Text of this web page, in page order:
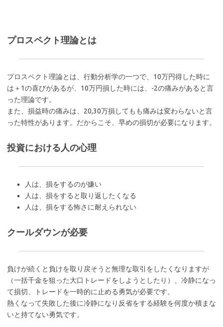
プロスペクト理論とは
プロスペクト理論とは、行動分析学の一つで、10万円得した時に
は＋1の喜びがあるが、10万円損した時には、-2の痛みがあると言
った理論です。
また、損益時の痛みは、20,30万損してもも痛みは変わらないと言
った特性があります。だからこそ、早めの損切が必要になります。
投資における人の心理
人は、損をするのが嫌い
人は、損をすると取り返したくなる
人は、損をする怖さに耐えられない
クールダウンが必要
負けが続くと負けを取り戻そうと無理な取引をしたくなりますが
（一括千金を狙った大口トレードをしようとしたり）、冷静になっ
て損切、トレードを一時的に止める勇気が必要です。
熱くなって失敗した後に冷静になり反省をする経験を何度か積まな
いと持てない勇気です。